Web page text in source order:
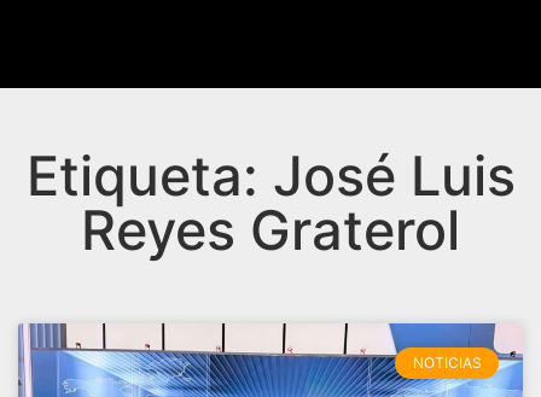
Etiqueta: José Luis
Reyes Graterol
NOTICIAS